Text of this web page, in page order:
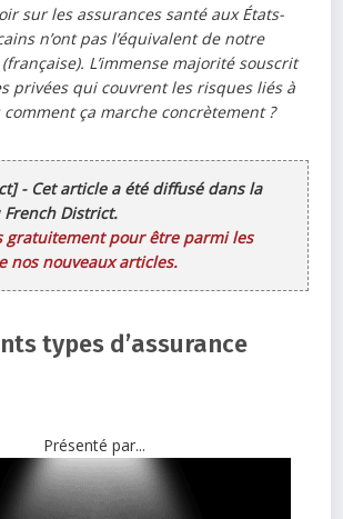
sur les assurances santé aux États-
n’ont pas l’équivalent de notre
L’immense majorité souscrit
privées qui couvrent les risques liés à
ça marche concrètement ?
- Cet article a été diffusé dans la
District.
gratuitement pour être parmi les
nos nouveaux articles.
types d’assurance
Présenté par...